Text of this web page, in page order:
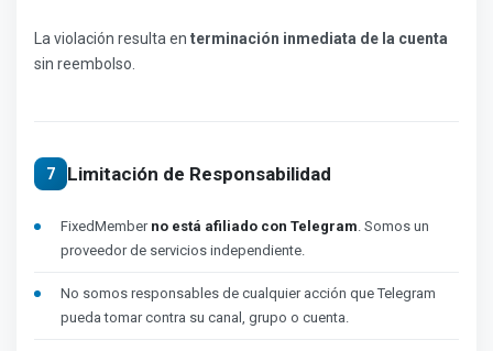
La violación resulta en terminación inmediata de la cuenta
sin reembolso.
7 Limitación de Responsabilidad
FixedMember no está afiliado con Telegram. Somos un
proveedor de servicios independiente.
No somos responsables de cualquier acción que Telegram
pueda tomar contra su canal, grupo o cuenta.